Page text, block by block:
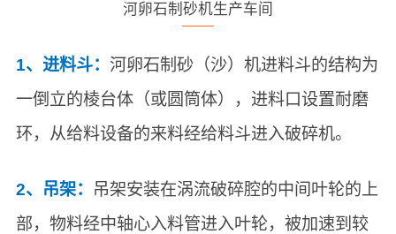
河卵石制砂机生产车间
1、进料斗： 河卵石制砂（沙）机进料斗的结构为
一倒立的棱台体（或圆筒体），进料口设置耐磨
环，从给料设备的来料经给料斗进入破碎机。
2、吊架： 吊架安装在涡流破碎腔的中间叶轮的上
部，物料经中轴心入料管进入叶轮，被加速到较